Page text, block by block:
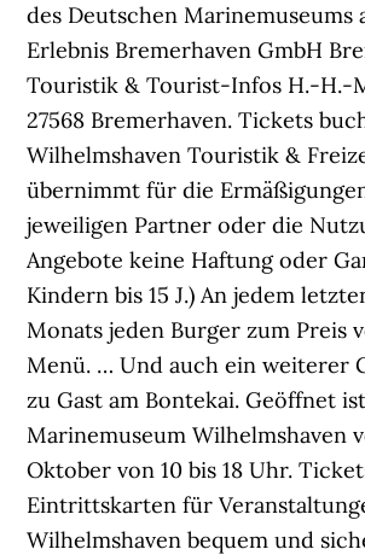
des Deutschen Marinemuseums
Erlebnis Bremerhaven GmbH
Touristik & Tourist-Infos H.-H.-
27568 Bremerhaven. Tickets
Wilhelmshaven Touristik &
übernimmt für die
jeweiligen Partner oder die
Angebote keine Haftung oder
Kindern bis 15 J.) An jedem
Monats jeden Burger zum Preis
Menü. … Und auch ein weiterer
zu Gast am Bontekai. Geöffnet
Marinemuseum Wilhelmshaven
Oktober von 10 bis 18 Uhr.
Eintrittskarten für
Wilhelmshaven bequem und